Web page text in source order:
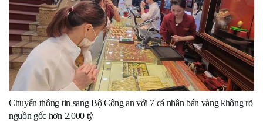
Chuyển thông tin sang Bộ Công an với 7 cá nhân bán vàng không rõ
nguồn gốc hơn 2.000 tỷ